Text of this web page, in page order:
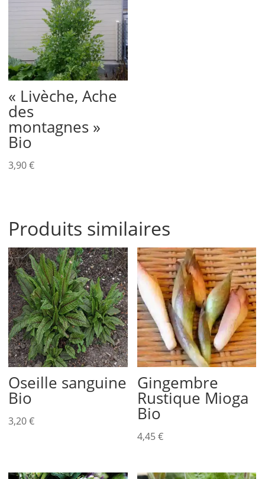
« Livèche, Ache
des
montagnes »
Bio
3,90€
Produits similaires
Oseille sanguine
Bio
3,20€
Gingembre
Rustique Mioga
Bio
4,45€